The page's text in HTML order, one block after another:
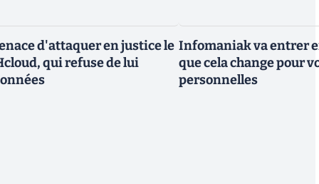
d'attaquer en justice le
qui refuse de lui
Infomaniak va entrer
que cela change pour
personnelles